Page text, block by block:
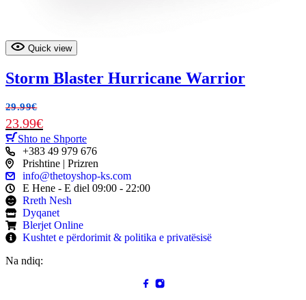
Quick view
Storm Blaster Hurricane Warrior
29.99€
23.99€
Shto ne Shporte
+383 49 979 676
Prishtine | Prizren
info@thetoyshop-ks.com
E Hene - E diel 09:00 - 22:00
Rreth Nesh
Dyqanet
Blerjet Online
Kushtet e përdorimit & politika e privatësisë
Na ndiq: